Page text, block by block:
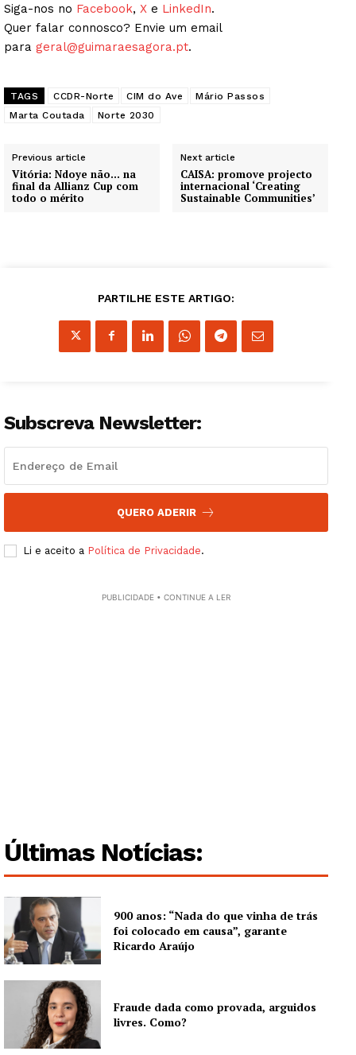
Institucional
Europa
Grande Entrevista
Publicidade
Siga-nos no Facebook, X e LinkedIn.
Quer falar connosco? Envie um email
para geral@guimaraesagora.pt.
TAGS CCDR-Norte CIM do Ave
Mário Passos
Marta Coutada
Norte 2030
Previous article
Vitória: Ndoye não… na
final da Allianz Cup com
todo o mérito
Next article
CAISA: promove projecto
internacional ‘Creating
Sustainable Communities’
PARTILHE ESTE ARTIGO:
Subscreva Newsletter:
QUERO ADERIR
Li e aceito a Política de Privacidade.
PUBLICIDADE • CONTINUE A LER
Últimas Notícias:
900 anos: “Nada do que vinha de trás
foi colocado em causa”, garante
Ricardo Araújo
Fraude dada como provada, arguidos
livres. Como?